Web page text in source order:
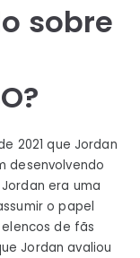
sobre
2021 que Jordan
desenvolvendo
era uma
o papel
de fãs
Jordan avaliou